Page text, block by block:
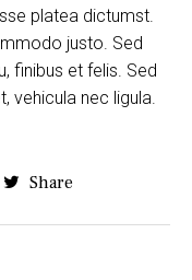
platea dictumst.
justo. Sed
finibus et felis. Sed
vehicula nec ligula.
Share